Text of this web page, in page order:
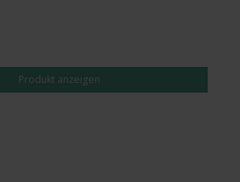
Produkt anzeigen